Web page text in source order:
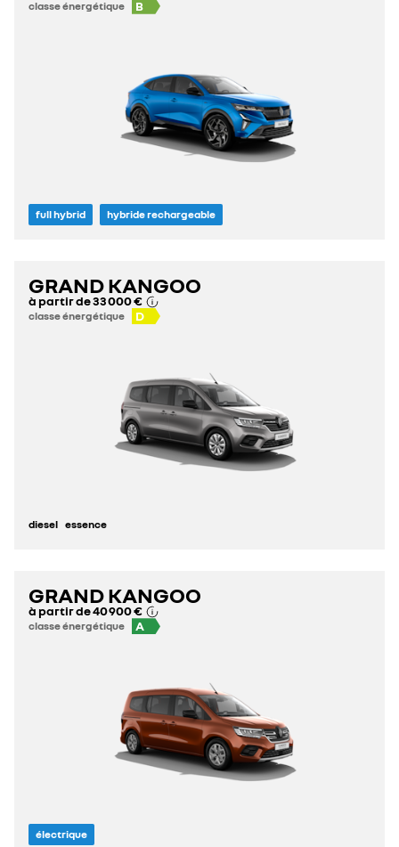
classe énergétique B
full hybrid hybride rechargeable
GRAND KANGOO
à partir de33 000 €
classe énergétique D
diesel essence
GRAND KANGOO
à partir de40 900 €
classe énergétique A
électrique